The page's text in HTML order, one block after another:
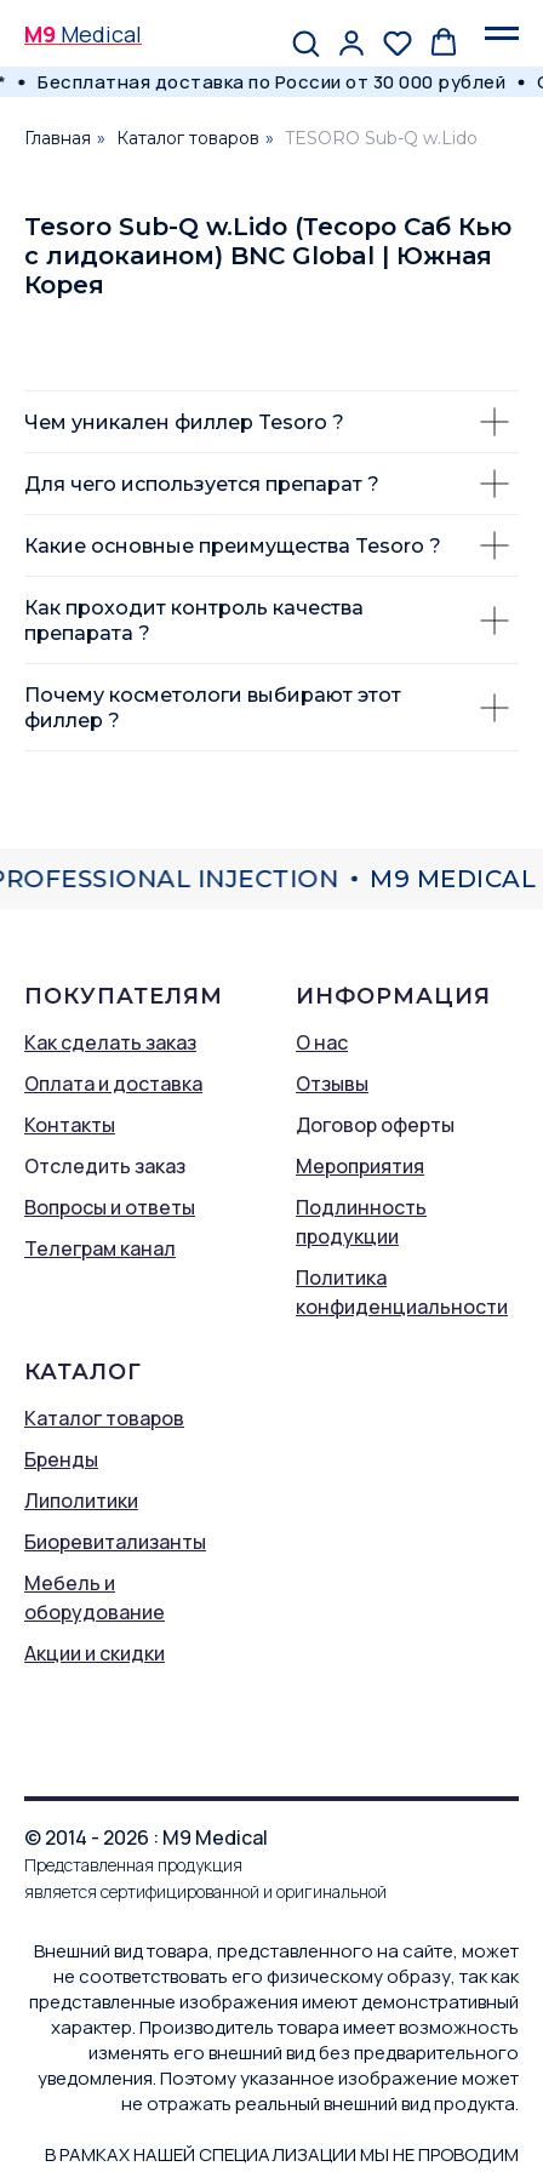
M9 Medical
Бесплатная доставка по России от 30 000 рублей
Главная » Каталог товаров » TESORO Sub-Q w.Lido
Tesoro Sub-Q w.Lido (Тесоро Саб Кью
с лидокаином) BNC Global | Южная
Корея
Чем уникален филлер Tesoro ?
Для чего используется препарат ?
Какие основные преимущества Tesoro ?
Как проходит контроль качества
препарата ?
Почему косметологи выбирают этот
филлер ?
INJECTION M9 MEDICAL
ПОКУПАТЕЛЯМ
Как сделать заказ
Оплата и доставка
Контакты
Отследить заказ
Вопросы и ответы
Телеграм канал
ИНФОРМАЦИЯ
О нас
Отзывы
Договор оферты
Мероприятия
Подлинность
продукции
Политика
конфиденциальности
КАТАЛОГ
Каталог товаров
Бренды
Липолитики
Биоревитализанты
Мебель и
оборудование
Акции и скидки
© 2014 - 2026 : M9 Medical
Представленная продукция
является сертифицированной и оригинальной
Внешний вид товара, представленного на сайте, может
не соответствовать его физическому образу, так как
представленные изображения имеют демонстративный
характер. Производитель товара имеет возможность
изменять его внешний вид без предварительного
уведомления. Поэтому указанное изображение может
не отражать реальный внешний вид продукта.
В РАМКАХ НАШЕЙ СПЕЦИАЛИЗАЦИИ МЫ НЕ ПРОВОДИМ